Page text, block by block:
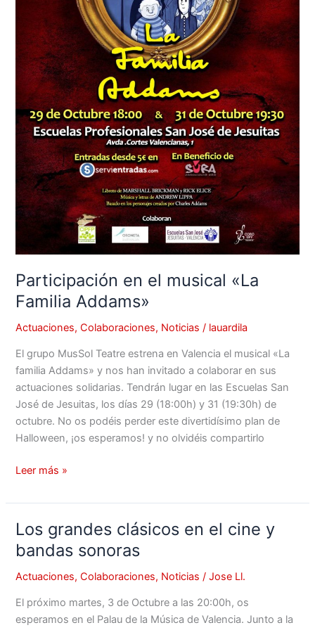
Participación en el musical «La
Familia Addams»
Actuaciones,Colaboraciones, Noticias / lauardila
El grupo MusSol Teatre estrena en Valencia el musical «La
familia Addams» y nos han invitado a colaborar en sus
actuaciones solidarias. Tendrán lugar en las Escuelas San
José de Jesuitas, los días 29 (18:00h) y 31 (19:30h) de
octubre. No os podéis perder este divertidísimo plan de
Halloween, ¡os esperamos! y no olvidéis compartirlo
Leer más »
Los grandes clásicos en el cine y
bandas sonoras
Actuaciones,Colaboraciones, Noticias /Jose Ll.
El próximo martes, 3 de Octubre a las 20:00h, os
esperamos en el Palau de la Música de Valencia. Junto a la
Los
grandes
clásicos
en
cine